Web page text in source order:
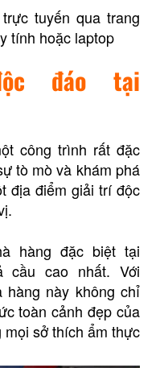
tuyến qua trang
tính hoặc laptop
đáo tại
công trình rất đặc
tò mò và khám phá
địa điểm giải trí độc
hàng đặc biệt tại
cầu cao nhất. Với
hàng này không chỉ
toàn cảnh đẹp của
sở thích ẩm thực